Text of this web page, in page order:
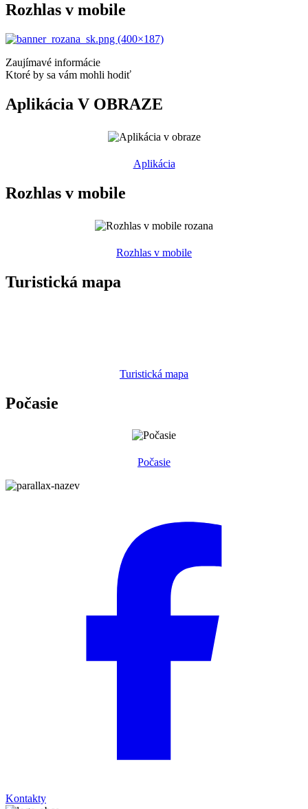
Rozhlas v mobile
Zaujímavé informácie
Ktoré by sa vám mohli hodiť
Aplikácia V OBRAZE
Aplikácia
Rozhlas v mobile
Rozhlas v mobile
Turistická mapa
Turistická mapa
Počasie
Počasie
Kontakty